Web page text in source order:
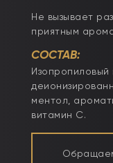
Не вызывает
приятным
СОСТАВ:
Изопропиловый
ментол,
витамин С.